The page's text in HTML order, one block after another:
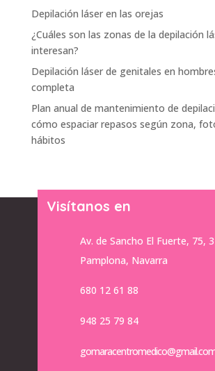
Depilación láser en las orejas
¿Cuáles son las zonas de la depilación
interesan?
Depilación láser de genitales en
completa
Plan anual de mantenimiento de
cómo espaciar repasos según zona,
hábitos
Visítanos en
Av. de Sancho El Fuerte, 75,
Pamplona, Navarra
680 12 61 88
948 25 79 84